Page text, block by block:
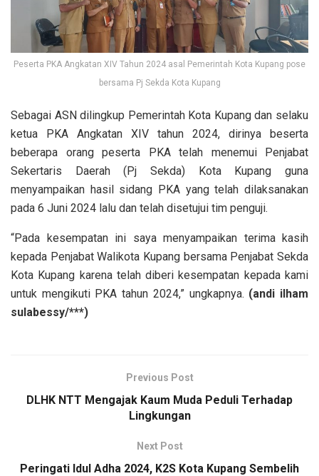
Peserta PKA Angkatan XIV Tahun 2024 asal Pemerintah Kota Kupang pose
bersama Pj Sekda Kota Kupang
Sebagai ASN dilingkup Pemerintah Kota Kupang dan selaku
ketua PKA Angkatan XIV tahun 2024, dirinya beserta
beberapa orang peserta PKA telah menemui Penjabat
Sekertaris Daerah (Pj Sekda) Kota Kupang guna
menyampaikan hasil sidang PKA yang telah dilaksanakan
pada 6 Juni 2024 lalu dan telah disetujui tim penguji.
“Pada kesempatan ini saya menyampaikan terima kasih
kepada Penjabat Walikota Kupang bersama Penjabat Sekda
Kota Kupang karena telah diberi kesempatan kepada kami
untuk mengikuti PKA tahun 2024,” ungkapnya. (andi ilham
sulabessy/***)
Previous Post
DLHK NTT Mengajak Kaum Muda Peduli Terhadap
Lingkungan
Next Post
Peringati Idul Adha 2024, K2S Kota Kupang Sembelih